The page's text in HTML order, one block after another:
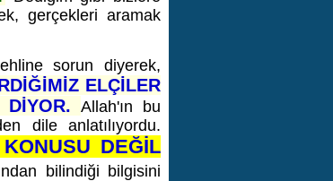
gerçekleri aramak
sorun diyerek,
ELÇİLER
DİYOR.Allah'ın bu
dile anlatılıyordu.
DEĞİL
bilindiği bilgisini